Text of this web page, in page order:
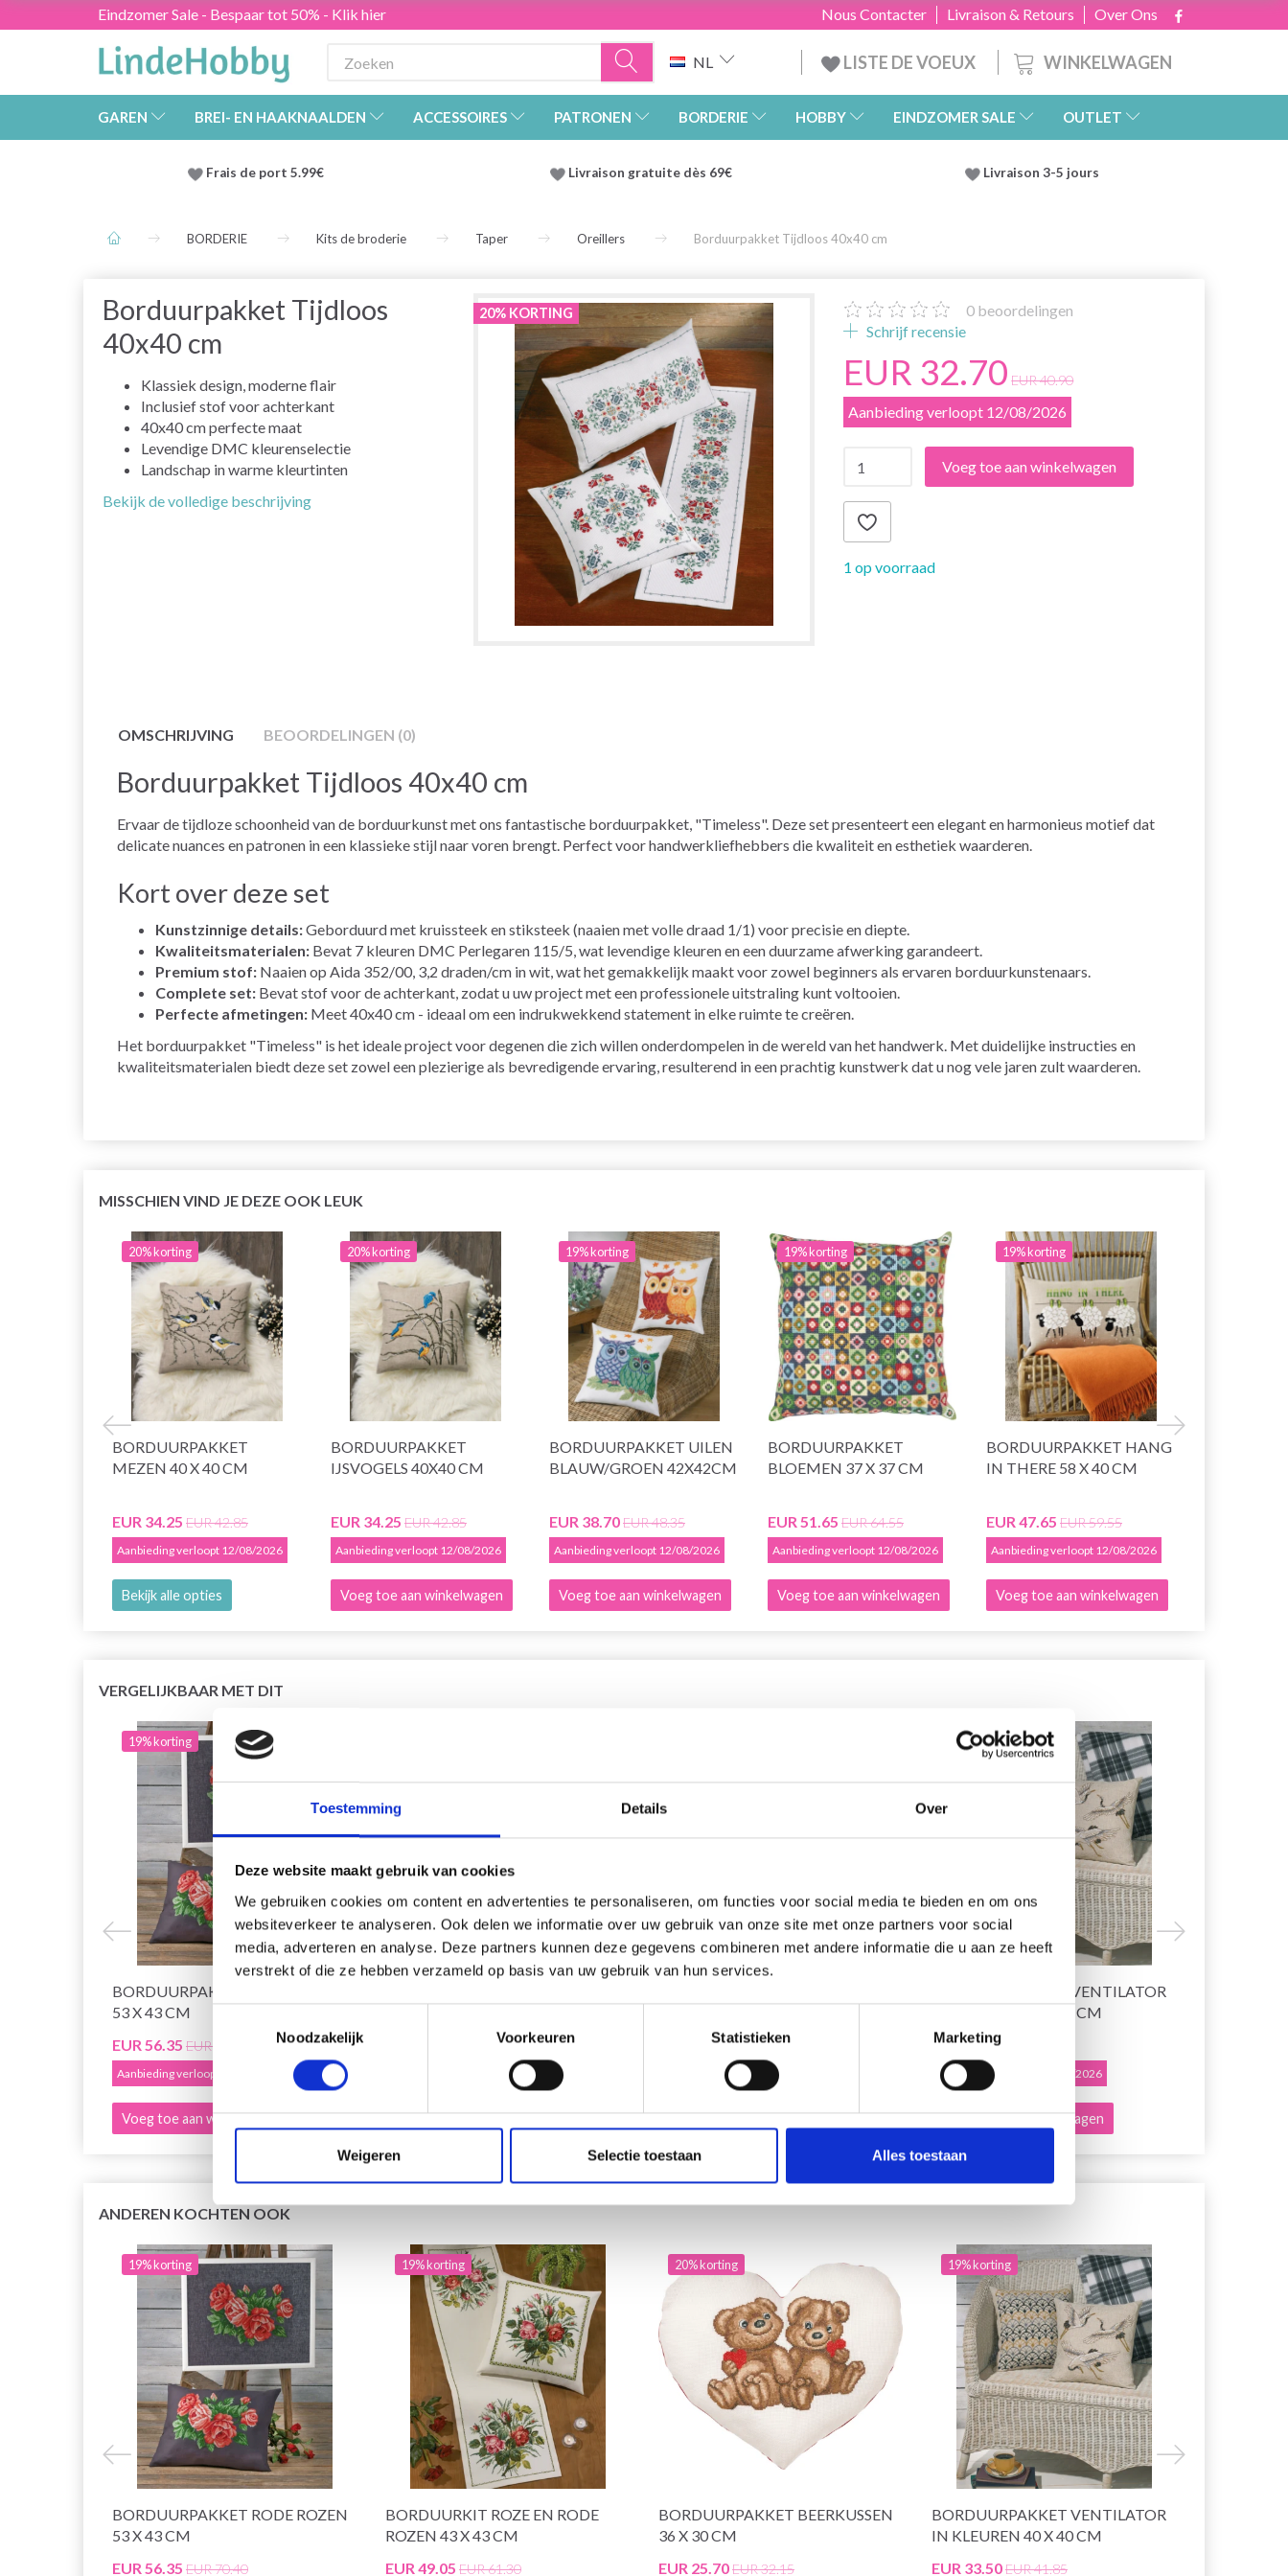
Toestemming Details Over
Deze website maakt gebruik van cookies
We gebruiken cookies om content en advertenties te personaliseren, om functies voor social media te bieden en om ons
websiteverkeer te analyseren. Ook delen we informatie over uw gebruik van onze site met onze partners voor social
media, adverteren en analyse. Deze partners kunnen deze gegevens combineren met andere informatie die u aan ze heeft
verstrekt of die ze hebben verzameld op basis van uw gebruik van hun services.
Noodzakelijk
Voorkeuren Statistieken Marketing
Weigeren Selectie toestaan Alles toestaan
Eindzomer Sale - Bespaar tot 50% - Klik hier Over Ons
Livraison & Retours
Nous Contacter
WINKELWAGEN
NL LISTE DE VOEUX
GAREN BREI- EN HAAKNAALDEN ACCESSOIRES PATRONEN BORDERIE HOBBY EINDZOMER SALE OUTLET
Frais de port 5.99€ Livraison gratuite dès 69€ Livraison 3-5 jours
BORDERIE Kits de broderie Taper Oreillers Borduurpakket Tijdloos 40x40 cm
Borduurpakket Tijdloos
40x40 cm
Klassiek design, moderne flair
Inclusief stof voor achterkant
40x40 cm perfecte maat
Levendige DMC kleurenselectie
Landschap in warme kleurtinten
Bekijk de volledige beschrijving
20% KORTING 0 beoordelingen
Schrijf recensie
EUR 32.70 EUR 40.90
Aanbieding verloopt 12/08/2026
Voeg toe aan winkelwagen
1 op voorraad
OMSCHRIJVING BEOORDELINGEN (0)
Borduurpakket Tijdloos 40x40 cm
Ervaar de tijdloze schoonheid van de borduurkunst met ons fantastische borduurpakket, "Timeless". Deze set presenteert een elegant en harmonieus motief dat
delicate nuances en patronen in een klassieke stijl naar voren brengt. Perfect voor handwerkliefhebbers die kwaliteit en esthetiek waarderen.
Kort over deze set
Kunstzinnige details:Geborduurd met kruissteek en stiksteek (naaien met volle draad 1/1) voor precisie en diepte.
Kwaliteitsmaterialen: Bevat 7 kleuren DMC Perlegaren 115/5, wat levendige kleuren en een duurzame afwerking garandeert.
Premium stof: Naaien op Aida 352/00, 3,2 draden/cm in wit, wat het gemakkelijk maakt voor zowel beginners als ervaren borduurkunstenaars.
Complete set: Bevat stof voor de achterkant, zodat u uw project met een professionele uitstraling kunt voltooien.
Perfecte afmetingen: Meet 40x40 cm - ideaal om een indrukwekkend statement in elke ruimte te creëren.
Het borduurpakket "Timeless" is het ideale project voor degenen die zich willen onderdompelen in de wereld van het handwerk. Met duidelijke instructies en
kwaliteitsmaterialen biedt deze set zowel een plezierige als bevredigende ervaring, resulterend in een prachtig kunstwerk dat u nog vele jaren zult waarderen.
MISSCHIEN VIND JE DEZE OOK LEUK
20% korting
BORDUURPAKKET
MEZEN 40 X 40 CM
EUR 34.25 EUR 42.85
Aanbieding verloopt 12/08/2026
Bekijk alle opties
20% korting
BORDUURPAKKET
IJSVOGELS 40X40 CM
EUR 34.25 EUR 42.85
Aanbieding verloopt 12/08/2026
Voeg toe aan winkelwagen
19% korting
BORDUURPAKKET UILEN
BLAUW/GROEN 42X42CM
EUR 38.70EUR 48.35
Aanbieding verloopt 12/08/2026
Voeg toe aan winkelwagen
19% korting
BORDUURPAKKET
BLOEMEN 37 X 37 CM
EUR 51.65 EUR 64.55
Aanbieding verloopt 12/08/2026
Voeg toe aan winkelwagen
19% korting
BORDUURPAKKET HANG
IN THERE 58 X 40 CM
EUR 47.65 EUR 59.55
Aanbieding verloopt 12/08/2026
Voeg toe aan winkelwagen
VERGELIJKBAAR MET DIT
19% korting
BORDUURPAKKET RODE ROZEN
53 X 43 CM
EUR 56.35 EUR 70.40
Aanbieding verloopt 12/08/2026
Voeg toe aan winkelwagen
EUR 61.30
Aanbieding verloopt 12/08/2026
Voeg toe aan winkelwagen
EUR 25.70EUR 32.15
Aanbieding verloopt 12/08/2026
Voeg toe aan winkelwagen
19% korting
BORDUURPAKKET VENTILATOR
IN KLEUREN 40 X 40 CM
EUR 33.50
Aanbieding verloopt 12/08/2026
Voeg toe aan winkelwagen
ANDEREN KOCHTEN OOK
19% korting
BORDUURPAKKET RODE ROZEN
53 X 43 CM
EUR 56.35 EUR 70.40
19% korting
BORDUURKIT ROZE EN RODE
ROZEN 43 X 43 CM
EUR 49.05 EUR 61.30
20% korting
BORDUURPAKKET BEERKUSSEN
36 X 30 CM
EUR 25.70EUR 32.15
19% korting
BORDUURPAKKET VENTILATOR
IN KLEUREN 40 X 40 CM
EUR 33.50EUR 41.85